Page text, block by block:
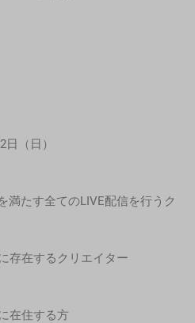
（日）
満たす全てのLIVE配信を行うク
存在するクリエイター
在住する方